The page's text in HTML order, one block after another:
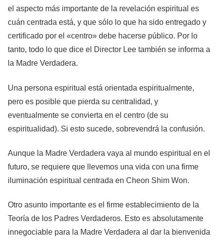
el aspecto más importante de la revelación espiritual es
cuán centrada está, y que sólo lo que ha sido entregado y
certificado por el «centro» debe hacerse público. Por lo
tanto, todo lo que dice el Director Lee también se informa a
la Madre Verdadera.
Una persona espiritual está orientada espiritualmente,
pero es posible que pierda su centralidad, y
eventualmente se convierta en el centro (de su
espiritualidad). Si esto sucede, sobrevendrá la confusión.
Aunque la Madre Verdadera vaya al mundo espiritual en el
futuro, se requiere que llevemos una vida con una firme
iluminación espiritual centrada en Cheon Shim Won.
Otro asunto importante es el firme establecimiento de la
Teoría de los Padres Verdaderos. Esto es absolutamente
innegociable para la Madre Verdadera al dar la bienvenida